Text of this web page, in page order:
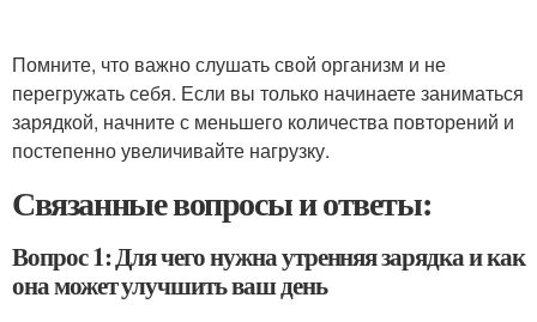
Помните, что важно слушать свой организм и не
перегружать себя. Если вы только начинаете заниматься
зарядкой, начните с меньшего количества повторений и
постепенно увеличивайте нагрузку.
Связанные вопросы и ответы:
Вопрос 1: Для чего нужна утренняя зарядка и как
она может улучшить ваш день